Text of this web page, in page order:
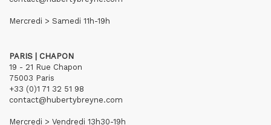
Mercredi > Samedi 11h-19h
PARIS | CHAPON
19 - 21 Rue Chapon
75003 Paris
+33 (0)1 71 32 51 98
contact@hubertybreyne.com
Mercredi > Vendredi 13h30-19h